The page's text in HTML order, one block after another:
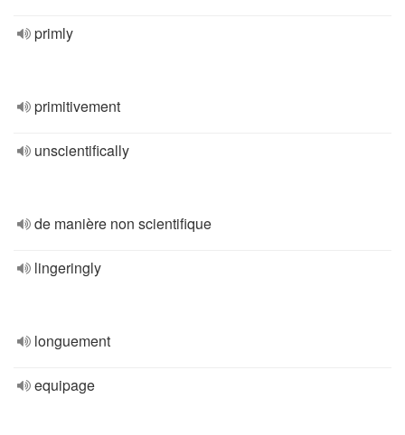
primly
primitivement
unscientifically
de manière non scientifique
lingeringly
longuement
equipage